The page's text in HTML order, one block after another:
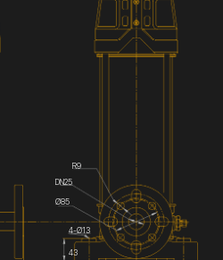
DN25
43
4-Ø13
Ø85
R9